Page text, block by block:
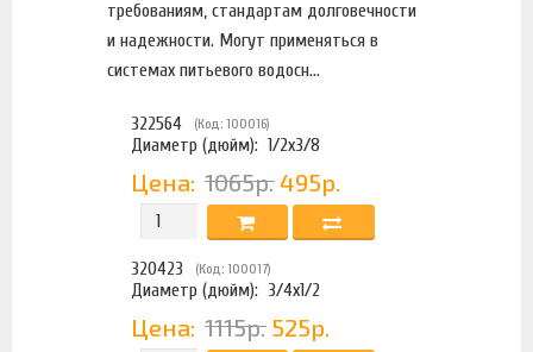
требованиям, стандартам долговечности
и надежности. Могут применяться в
системах питьевого водосн...
322564 (Код: 100016)
Диаметр (дюйм): 1/2х3/8
Цена: 1065р. 495р.
320423 (Код: 100017)
Диаметр (дюйм): 3/4х1/2
Цена: 1115р. 525р.